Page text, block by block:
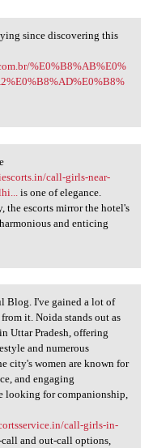
since discovering this
%E0%B8%AB%E0%
the https:call-girls-near-
is one of elegance.
the escorts mirror the hotel's
and enticing
Blog
Blog. I've gained a lot of
it. Noida stands out as
Uttar Pradesh, offering
and numerous
city's women are known for
and engaging
looking for companionship,
call-girls-in-
and out-call options,